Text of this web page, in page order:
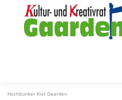
Hochbunker Kiel Gaarden